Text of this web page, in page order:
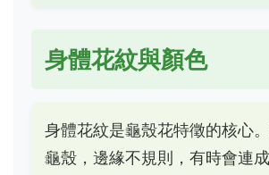
身體花紋與顏色
身體花紋是龜殼花特徵的核心
龜殼，邊緣不規則，有時會連